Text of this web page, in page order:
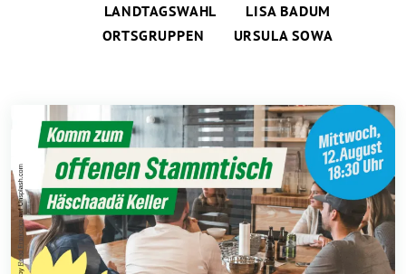
LANDTAGSWAHL
LISA BADUM
ORTSGRUPPEN
URSULA SOWA